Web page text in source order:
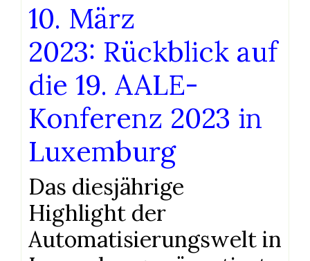
10. März
2023: Rückblick auf
die 19. AALE-
Konferenz 2023 in
Luxemburg
Das diesjährige
Highlight der
Automatisierungswelt in